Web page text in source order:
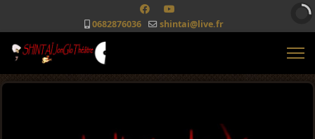
0682876036 shintai@live.fr